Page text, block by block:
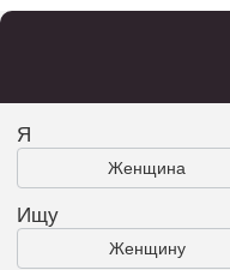
Я
Женщина
Ищу
Женщину